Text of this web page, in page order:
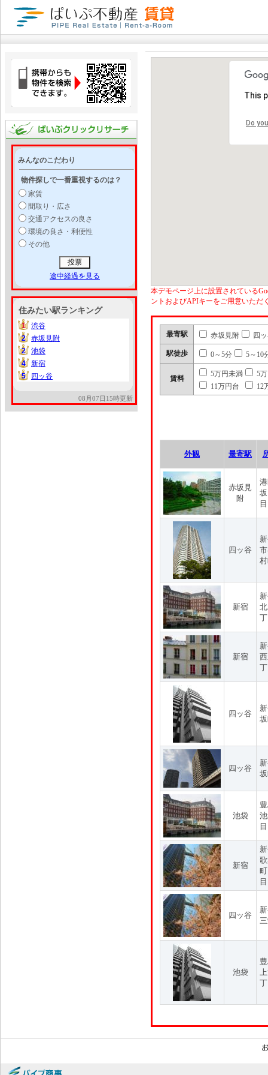
みんなのこだわり
物件探しで一番重視するのは？
家賃
間取り・広さ
交通アクセスの良さ
環境の良さ・利便性
その他
途中経過を見る
住みたい駅ランキング
1
1
渋谷
2
2
赤坂見附
2
2
池袋
4
4
新宿
5
5 四ッ谷
08月07日15時更新
This
Do
本デモページ上に設置されている
ントおよびAPIキーをご用意いただ
最寄駅 赤坂見附 四
駅徒歩 0～5分 5～10
賃料
5万円未満
5
11万円台
12
外観 最寄駅
赤坂見
附
目
四ッ谷
新宿
新宿
四ッ谷
四ッ谷
池袋
新宿
目
四ッ谷
池袋